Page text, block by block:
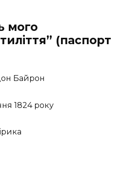
мого
(паспорт
Байрон
1824 року